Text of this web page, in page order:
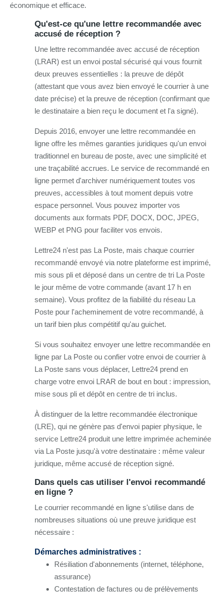
économique et efficace.
Qu'est-ce qu'une lettre recommandée avec
accusé de réception ?
Une lettre recommandée avec accusé de réception
(LRAR) est un envoi postal sécurisé qui vous fournit
deux preuves essentielles : la preuve de dépôt
(attestant que vous avez bien envoyé le courrier à une
date précise) et la preuve de réception (confirmant que
le destinataire a bien reçu le document et l'a signé).
Depuis 2016, envoyer une lettre recommandée en
ligne offre les mêmes garanties juridiques qu'un envoi
traditionnel en bureau de poste, avec une simplicité et
une traçabilité accrues. Le service de recommandé en
ligne permet d'archiver numériquement toutes vos
preuves, accessibles à tout moment depuis votre
espace personnel. Vous pouvez importer vos
documents aux formats PDF, DOCX, DOC, JPEG,
WEBP et PNG pour faciliter vos envois.
Lettre24 n'est pas La Poste, mais chaque courrier
recommandé envoyé via notre plateforme est imprimé,
mis sous pli et déposé dans un centre de tri La Poste
le jour même de votre commande (avant 17 h en
semaine). Vous profitez de la fiabilité du réseau La
Poste pour l'acheminement de votre recommandé, à
un tarif bien plus compétitif qu'au guichet.
Si vous souhaitez envoyer une lettre recommandée en
ligne par La Poste ou confier votre envoi de courrier à
La Poste sans vous déplacer, Lettre24 prend en
charge votre envoi LRAR de bout en bout : impression,
mise sous pli et dépôt en centre de tri inclus.
À distinguer de la lettre recommandée électronique
(LRE), qui ne génère pas d'envoi papier physique, le
service Lettre24 produit une lettre imprimée acheminée
via La Poste jusqu'à votre destinataire : même valeur
juridique, même accusé de réception signé.
Dans quels cas utiliser l'envoi recommandé
en ligne ?
Le courrier recommandé en ligne s'utilise dans de
nombreuses situations où une preuve juridique est
nécessaire :
Démarches administratives :
Résiliation d'abonnements (internet, téléphone,
assurance)
Contestation de factures ou de prélèvements